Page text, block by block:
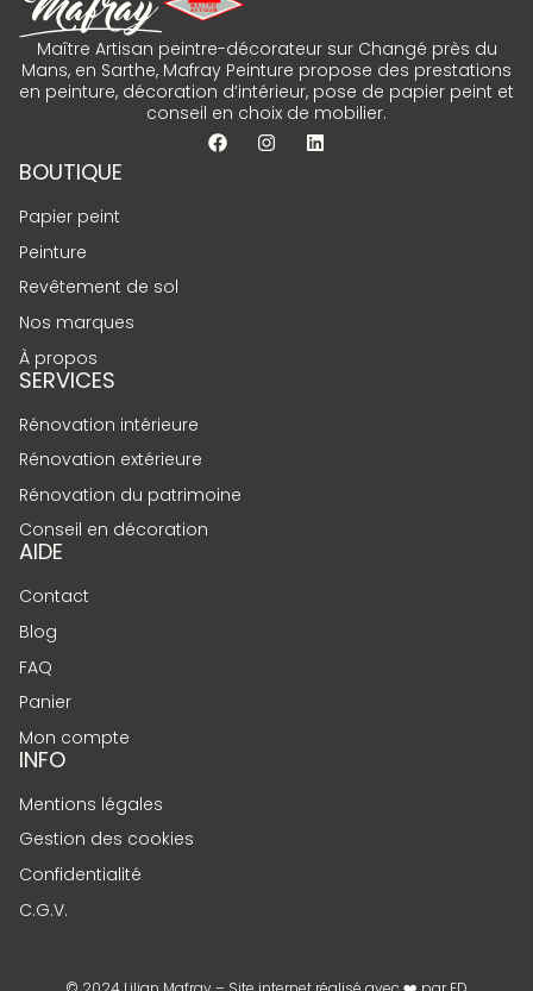
Maître Artisan peintre-décorateur sur Changé près du
Mans, en Sarthe, Mafray Peinture propose des prestations
en peinture, décoration d’intérieur, pose de papier peint et
conseil en choix de mobilier.
BOUTIQUE
Papier peint
Peinture
Revêtement de sol
Nos marques
À propos
SERVICES
Rénovation intérieure
Rénovation extérieure
Rénovation du patrimoine
Conseil en décoration
AIDE
Contact
Blog
FAQ
Panier
Mon compte
INFO
Mentions légales
Gestion des cookies
Confidentialité
C.G.V.